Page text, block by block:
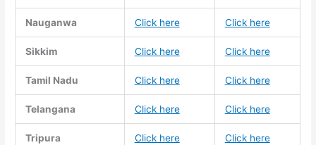
Nauganwa Click here Click here
Sikkim Click here Click here
Tamil Nadu Click here Click here
Telangana Click here Click here
Tripura Click here Click here